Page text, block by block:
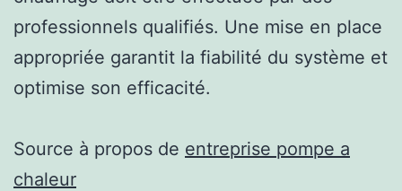
professionnels qualifiés. Une mise en place
appropriée garantit la fiabilité du système et
optimise son efficacité.
Source à propos de entreprise pompe a
chaleur